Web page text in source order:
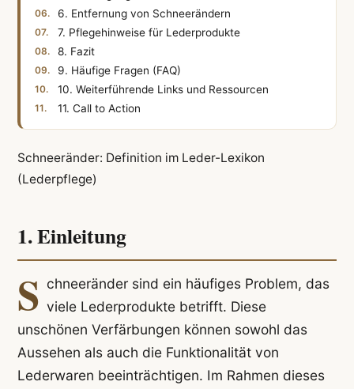
6. Entfernung von Schneerändern
7. Pflegehinweise für Lederprodukte
8. Fazit
9. Häufige Fragen (FAQ)
10. Weiterführende Links und Ressourcen
11. Call to Action
Schneeränder: Definition im Leder-Lexikon
(Lederpflege)
1. Einleitung
S chneeränder sind ein häufiges Problem, das
viele Lederprodukte betrifft. Diese
unschönen Verfärbungen können sowohl das
Aussehen als auch die Funktionalität von
Lederwaren beeinträchtigen. Im Rahmen dieses